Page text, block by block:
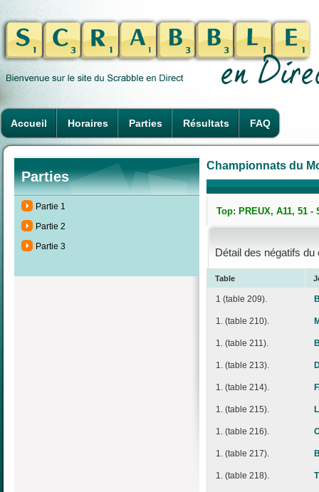
Accueil Horaires Parties Résultats FAQ
Parties
Partie 1
Partie 2
Partie 3
Championnats du
Top: PREUX, A11, 51 -
Détail des négatifs
Table
1 (table 209).
1. (table 210).
1. (table 211).
1. (table 213).
1. (table 214).
1. (table 215).
1. (table 216).
1. (table 217).
1. (table 218).